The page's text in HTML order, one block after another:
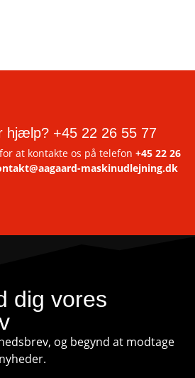
hjælp? +45 22 26 55 77
at kontakte os på telefon +45 22 26
maskinudlejning.dk
dig vores
og begynd at modtage